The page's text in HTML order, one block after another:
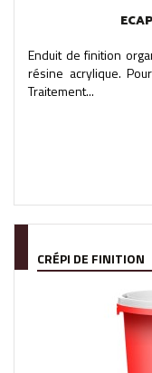
Enduit de finition
résine acrylique.
Traitement...
CRÉPI DE FINITION